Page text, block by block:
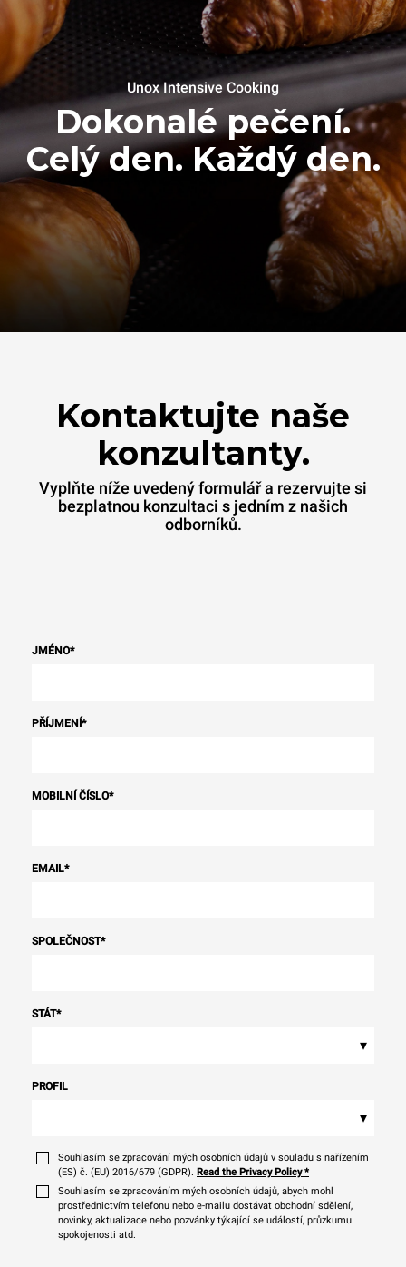
Unox Intensive Cooking
Dokonalé pečení.
Celý den. Každý den.
Kontaktujte naše
konzultanty.
Vyplňte níže uvedený formulář a rezervujte si
bezplatnou konzultaci s jedním z našich
odborníků.
JMÉNO*
PŘÍJMENÍ*
MOBILNÍ ČÍSLO*
EMAIL*
SPOLEČNOST*
STÁT*
▾
PROFIL
▾
Souhlasím se zpracování mých osobních údajů v souladu s nařízením
(ES) č. (EU) 2016/679 (GDPR). Read the Privacy Policy*
Souhlasím se zpracováním mých osobních údajů, abych mohl
prostřednictvím telefonu nebo e-mailu dostávat obchodní sdělení,
novinky, aktualizace nebo pozvánky týkající se událostí, průzkumu
spokojenosti atd.